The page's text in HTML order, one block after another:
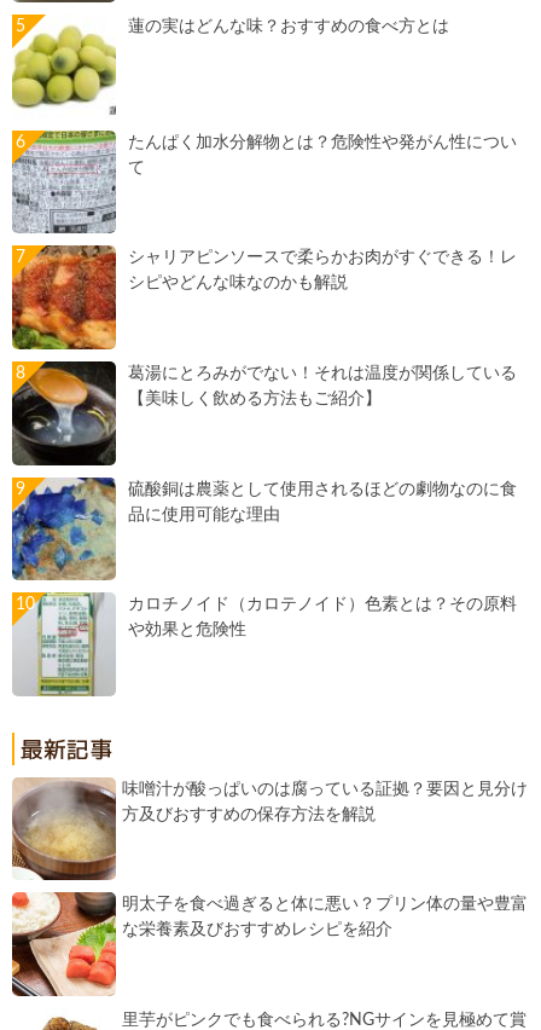
蓮の実はどんな味？おすすめの食べ方とは
たんぱく加水分解物とは？危険性や発がん性につい
て
シャリアピンソースで柔らかお肉がすぐできる！レ
シピやどんな味なのかも解説
葛湯にとろみがでない！それは温度が関係している
【美味しく飲める方法もご紹介】
硫酸銅は農薬として使用されるほどの劇物なのに食
品に使用可能な理由
カロチノイド（カロテノイド）色素とは？その原料
や効果と危険性
味噌汁が酸っぱいのは腐っている証拠？要因と見分け
方及びおすすめの保存方法を解説
明太子を食べ過ぎると体に悪い？プリン体の量や豊富
な栄養素及びおすすめレシピを紹介
里芋がピンクでも食べられる?NGサインを見極めて賞